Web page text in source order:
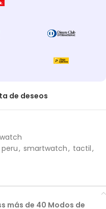
de deseos
peru, smartwatch, tactil,
más de 40 Modos de